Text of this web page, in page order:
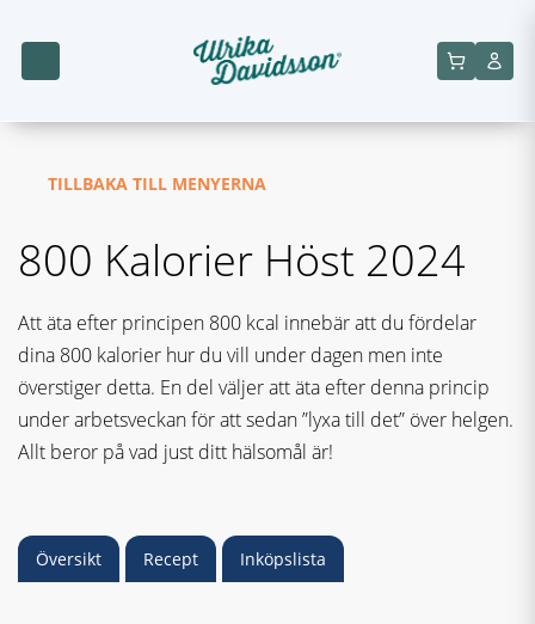
TILLBAKA TILL MENYERNA
800 Kalorier Höst 2024
Att äta efter principen 800 kcal innebär att du fördelar
dina 800 kalorier hur du vill under dagen men inte
överstiger detta. En del väljer att äta efter denna princip
under arbetsveckan för att sedan ”lyxa till det” över helgen.
Allt beror på vad just ditt hälsomål är!
Översikt Recept Inköpslista